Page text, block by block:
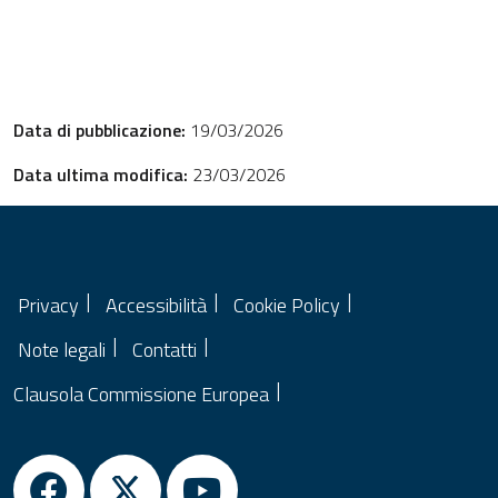
Data di pubblicazione: 19/03/2026
Data ultima modifica: 23/03/2026
Privacy Accessibilità
Cookie Policy
Note legali
Contatti
Clausola Commissione Europea